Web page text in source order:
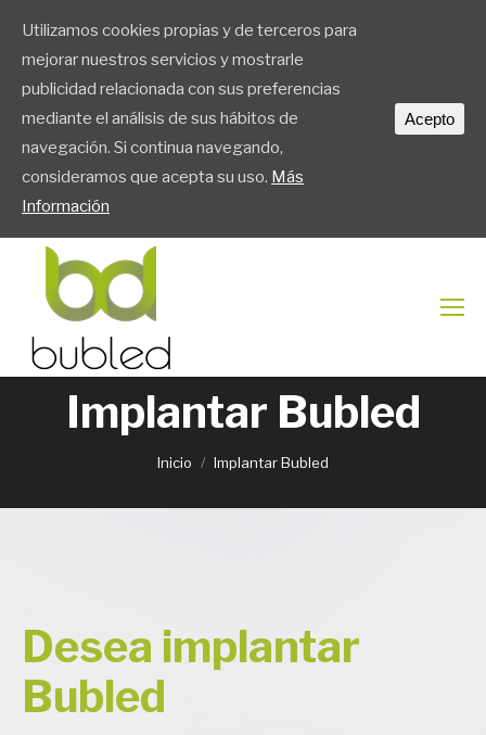
Implantar Bubled
Inicio Implantar Bubled
Desea implantar
Bubled
Utilizamos cookies propias y de terceros para
mejorar nuestros servicios y mostrarle
publicidad relacionada con sus preferencias
mediante el análisis de sus hábitos de
navegación. Si continua navegando,
consideramos que acepta su uso. Más
Información
Acepto